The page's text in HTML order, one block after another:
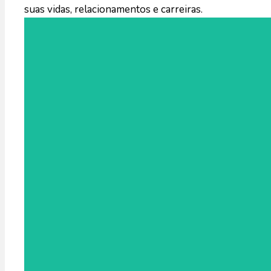
suas vidas, relacionamentos e carreiras.
Imagine uma ilha onde cada detalhe foi